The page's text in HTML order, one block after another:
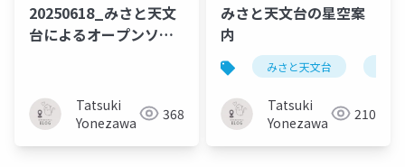
20250618_みさと天文
台によるオープンソー
Tatsuki
Yonezawa
368
みさと天文台の星空案
内
みさと天文台
Tatsuki
Yonezawa
210